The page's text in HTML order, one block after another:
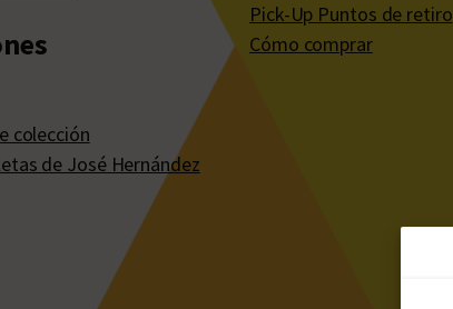
colección
de José Hernández
Pick-Up Puntos de retiro
Cómo comprar